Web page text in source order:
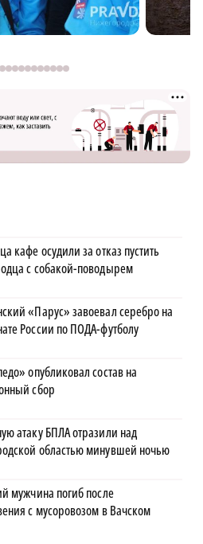
кафе осудили за отказ пустить
с собакой-поводырем
«Парус» завоевал серебро на
России по ПОДА-футболу
опубликовал состав на
сбор
атаку БПЛА отразили над
областью минувшей ночью
мужчина погиб после
с мусоровозом в Вачском